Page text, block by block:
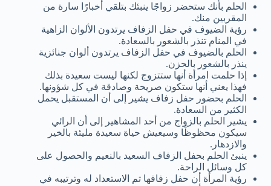
الحلم بأنك ستحضر زواجًا ينبئك بتلقي أخبارًا سارة من
المقربين منك.
رؤية الضيوف في حفل الزفاف يرتدون الألوان الزاهية
في المنام تنذر بالشعور بالسعادة.
الحلم بالضيوف في حفل الزفاف يرتدون ألوان جنائزية
ينذر بالشعور بالحزن.
إذا حلمت امرأة أنها ستتزوج لكنها ليست سعيدة بذلك
فهذا يعني أنها ستكون صريحة وصادقة في كل شؤونها.
الحلم بحضور حفل زفاف يشير إلى أن المستقبل يحمل
الكثير من السعادة.
يشير الحلم بالزواج من أحد المشاهير إلى أن الرائي
سيكون محظوظًا وسيعيش حياة سعيدة مليئة بالخير
والازدهار.
ينبئ الحلم بحفل الزفاف السعيد بالنعيم والحصول على
كل وسائل الراحة.
رؤية المرأة أن حفل زفافها تم الاستعداد له وترتيبه في